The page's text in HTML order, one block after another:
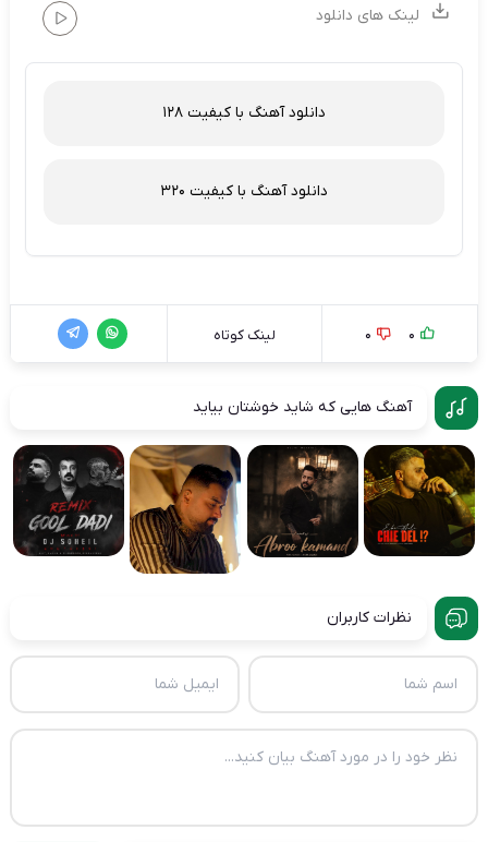
لینک های دانلود
دانلود آهنگ با کیفیت 128
دانلود آهنگ با کیفیت 320
0
0 لینک کوتاه
آهنگ هایی که شاید خوشتان بیاید
نظرات کاربران